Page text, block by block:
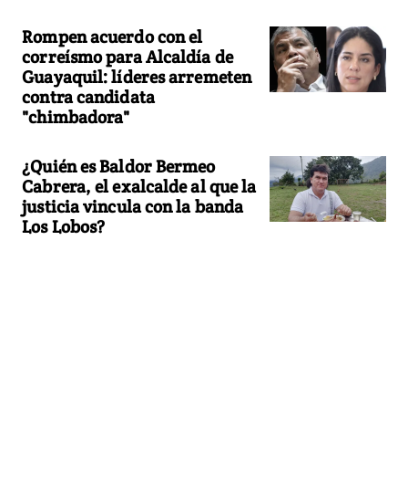
Rompen acuerdo con el
correísmo para Alcaldía de
Guayaquil: líderes arremeten
contra candidata
"chimbadora"
¿Quién es Baldor Bermeo
Cabrera, el exalcalde al que la
justicia vincula con la banda
Los Lobos?